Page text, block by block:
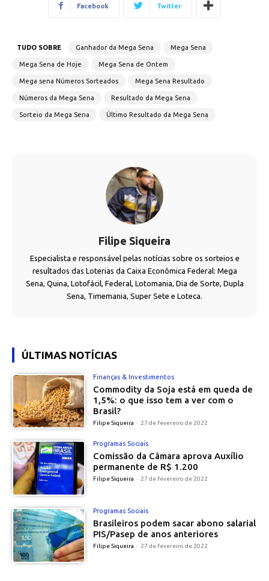
Facebook Twitter
TUDO SOBRE Ganhador da Mega Sena Mega Sena
Mega Sena de Hoje Mega Sena de Ontem
Mega sena Números Sorteados Mega Sena Resultado
Números da Mega Sena Resultado da Mega Sena
Sorteio da Mega Sena Último Resultado da Mega Sena
Filipe Siqueira
Especialista e responsável pelas notícias sobre os sorteios e
resultados das Loterias da Caixa Econômica Federal: Mega
Sena, Quina, Lotofácil, Federal, Lotomania, Dia de Sorte, Dupla
Sena, Timemania, Super Sete e Loteca.
ÚLTIMAS NOTÍCIAS
Finanças & Investimentos
Commodity da Soja está em queda de
1,5%: o que isso tem a ver com o
Brasil?
Filipe Siqueira - 27 de fevereiro de 2022
Programas Sociais
Comissão da Câmara aprova Auxílio
permanente de R$ 1.200
Filipe Siqueira - 27 de fevereiro de 2022
Programas Sociais
Brasileiros podem sacar abono salarial
PIS/Pasep de anos anteriores
Filipe Siqueira - 27 de fevereiro de 2022